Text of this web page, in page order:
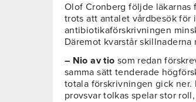
Olof Cronberg följde läkarnas
trots att antalet vårdbesök
antibiotikaförskrivningen
Däremot kvarstår
– Nio av tio som redan
samma sätt tenderade
totala förskrivningen gick ner.
provsvar tolkas spelar stor